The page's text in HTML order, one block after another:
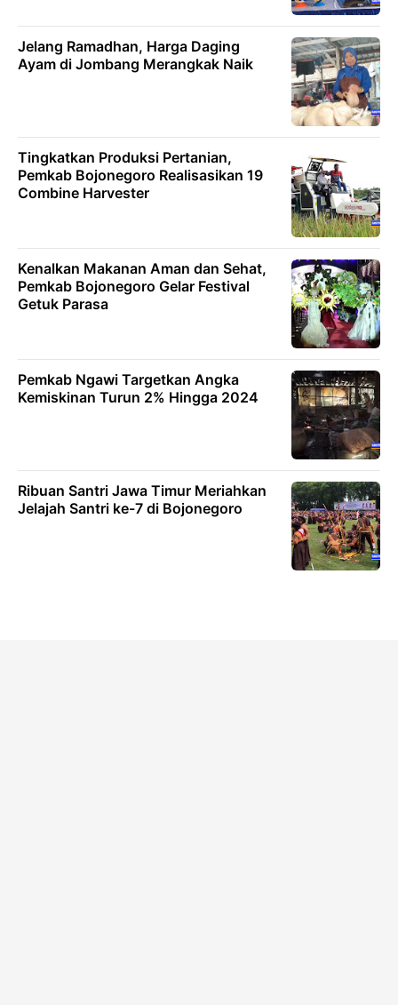
Jelang Ramadhan, Harga Daging
Ayam di Jombang Merangkak Naik
Tingkatkan Produksi Pertanian,
Pemkab Bojonegoro Realisasikan 19
Combine Harvester
Kenalkan Makanan Aman dan Sehat,
Pemkab Bojonegoro Gelar Festival
Getuk Parasa
Pemkab Ngawi Targetkan Angka
Kemiskinan Turun 2% Hingga 2024
Ribuan Santri Jawa Timur Meriahkan
Jelajah Santri ke-7 di Bojonegoro